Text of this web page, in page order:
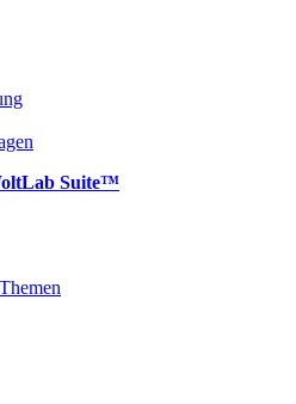
Suite™